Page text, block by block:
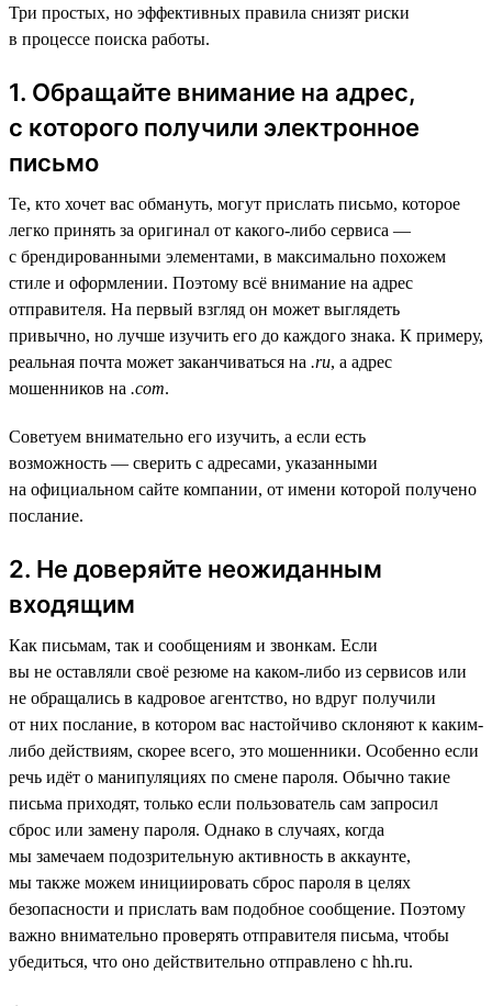
Три простых, но эффективных правила снизят риски
в процессе поиска работы.
1. Обращайте внимание на адрес,
с которого получили электронное
письмо
Те, кто хочет вас обмануть, могут прислать письмо, которое
легко принять за оригинал от какого-либо сервиса —
с брендированными элементами, в максимально похожем
стиле и оформлении. Поэтому всё внимание на адрес
отправителя. На первый взгляд он может выглядеть
привычно, но лучше изучить его до каждого знака. К примеру,
реальная почта может заканчиваться на .ru, а адрес
мошенников на .com.
Советуем внимательно его изучить, а если есть
возможность — сверить с адресами, указанными
на официальном сайте компании, от имени которой получено
послание.
2. Не доверяйте неожиданным
входящим
Как письмам, так и сообщениям и звонкам. Если
вы не оставляли своё резюме на каком-либо из сервисов или
не обращались в кадровое агентство, но вдруг получили
от них послание, в котором вас настойчиво склоняют к каким-
либо действиям, скорее всего, это мошенники. Особенно если
речь идёт о манипуляциях по смене пароля. Обычно такие
письма приходят, только если пользователь сам запросил
сброс или замену пароля. Однако в случаях, когда
мы замечаем подозрительную активность в аккаунте,
мы также можем инициировать сброс пароля в целях
безопасности и прислать вам подобное сообщение. Поэтому
важно внимательно проверять отправителя письма, чтобы
убедиться, что оно действительно отправлено с hh.ru.